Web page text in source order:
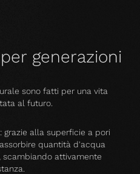
generazioni
sono fatti per una vita
al futuro.
: grazie alla superficie a pori
quantità d'acqua
scambiando attivamente